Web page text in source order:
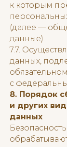
к которым
(далее —
данные).
7.7.
данных,
с
8. Порядок
и других
данных